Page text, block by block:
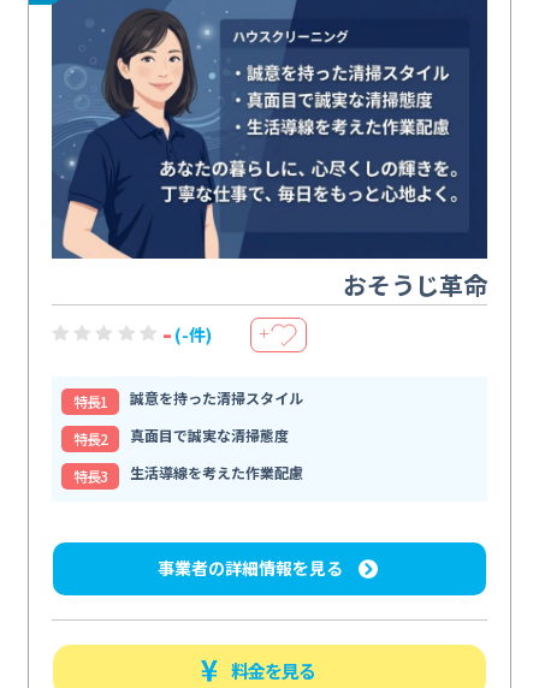
おそうじ革命
- (-件) ＋
特⻑1
誠意を持った清掃スタイル
特⻑2
真面目で誠実な清掃態度
特⻑3
生活導線を考えた作業配慮
事業者の詳細情報を見る
料金を見る